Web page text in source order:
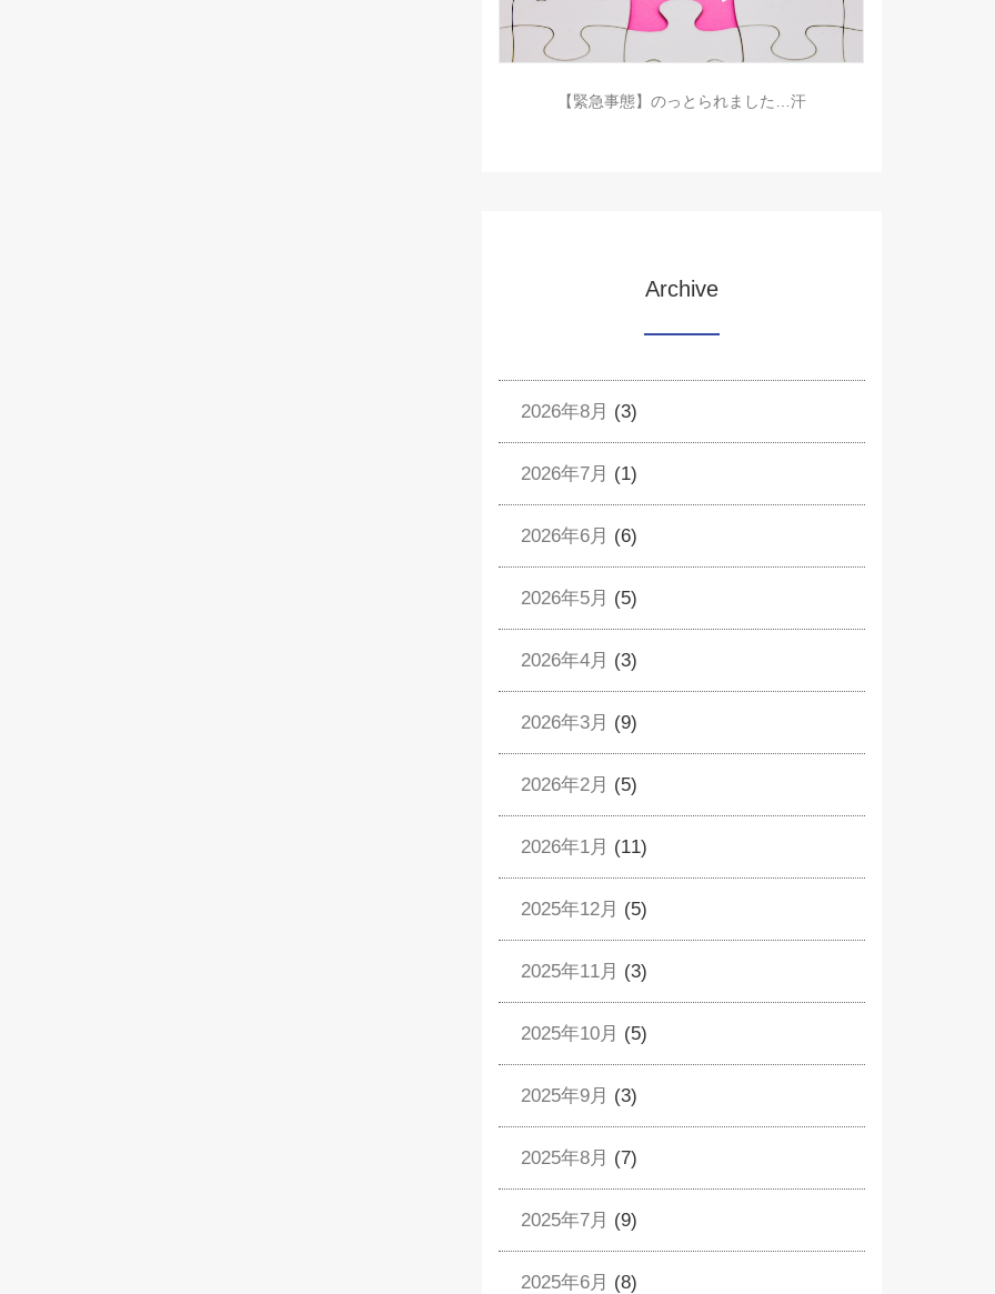
【緊急事態】のっとられました…汗
Archive
2026年8月 (3)
2026年7月 (1)
2026年6月 (6)
2026年5月 (5)
2026年4月 (3)
2026年3月 (9)
2026年2月 (5)
2026年1月 (11)
2025年12月 (5)
2025年11月 (3)
2025年10月 (5)
2025年9月 (3)
2025年8月 (7)
2025年7月 (9)
2025年6月 (8)